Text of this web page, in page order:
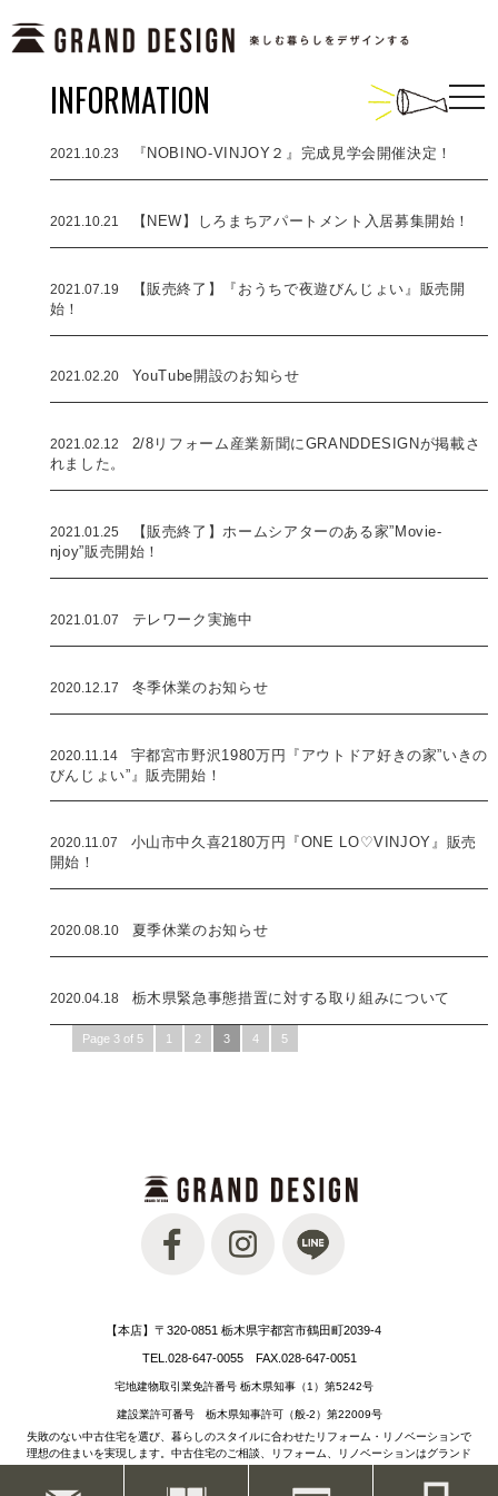
INFORMATION
2021.10.23 『NOBINO-VINJOY２』完成見学会開催決定！
2021.10.21 【NEW】しろまちアパートメント入居募集開始！
2021.07.19
【販売終了】『おうちで夜遊びんじょい』販売開
始！
2021.02.20 YouTube開設のお知らせ
2021.02.12
2/8リフォーム産業新聞にGRANDDESIGNが掲載さ
れました。
2021.01.25
【販売終了】ホームシアターのある家”Movie-
njoy”販売開始！
2021.01.07 テレワーク実施中
2020.12.17 冬季休業のお知らせ
2020.11.14
宇都宮市野沢1980万円『アウトドア好きの家”いきの
びんじょい”』販売開始！
2020.11.07
小山市中久喜2180万円『ONE LO♡VINJOY』販売
開始！
2020.08.10 夏季休業のお知らせ
2020.04.18 栃木県緊急事態措置に対する取り組みについて
Page 3 of 5 1 2 3 4 5
【本店】〒320-0851 栃木県宇都宮市鶴田町2039-4
TEL.028-647-0055 FAX.028-647-0051
宅地建物取引業免許番号 栃木県知事（1）第5242号
建設業許可番号 栃木県知事許可（般-2）第22009号
失敗のない中古住宅を選び、暮らしのスタイルに合わせたリフォーム・リノベーションで
理想の住まいを実現します。中古住宅のご相談、リフォーム、リノベーションはグランド
栃木県宇都宮リノベーション＆リフォーム、中古物件、中古住宅、中古マンション、不動